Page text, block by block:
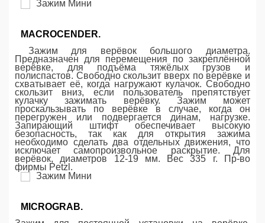
MACROCENDER.
Зажим для верёвок большого диаметра.
Предназначен для перемещения по закреплённой
верёвке, для подъёма тяжёлых грузов и
полиспастов. Свободно скользит вверх по верёвке и
схватывает её, когда нагружают кулачок. Свободно
скользит вниз, если пользователь препятствует
кулачку зажимать верёвку. Зажим может
проскальзывать по верёвке в случае, когда он
перегружен или подвергается динам, нагрузке.
Запирающий штифт обеспечивает высокую
безопасность, так как для открытия зажима
необходимо сделать два отдельных движения, что
исключает самопроизвольное раскрытие. Для
верёвок, диаметров 12-19 мм. Вес 335 г. Пр-во
фирмы Petzl.
MICROGRAB.